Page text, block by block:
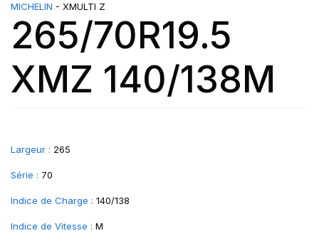
MICHELIN - XMULTI Z
265/70R19.5
XMZ 140/138M
Largeur : 265
Série : 70
Indice de Charge : 140/138
Indice de Vitesse : M